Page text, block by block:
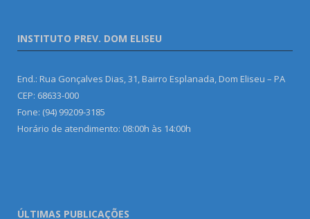
INSTITUTO PREV. DOM ELISEU
End.: Rua Gonçalves Dias, 31, Bairro Esplanada, Dom Eliseu – PA
CEP: 68633-000
Fone: (94) 99209-3185
Horário de atendimento: 08:00h às 14:00h
ÚLTIMAS PUBLICAÇÕES